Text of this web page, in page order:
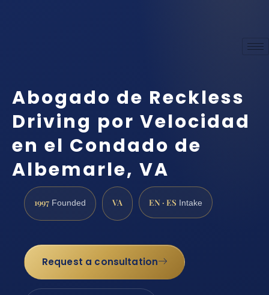
Abogado de Reckless
Driving por Velocidad
en el Condado de
Albemarle, VA
1997 Founded VA EN · ES Intake
Request a consultation